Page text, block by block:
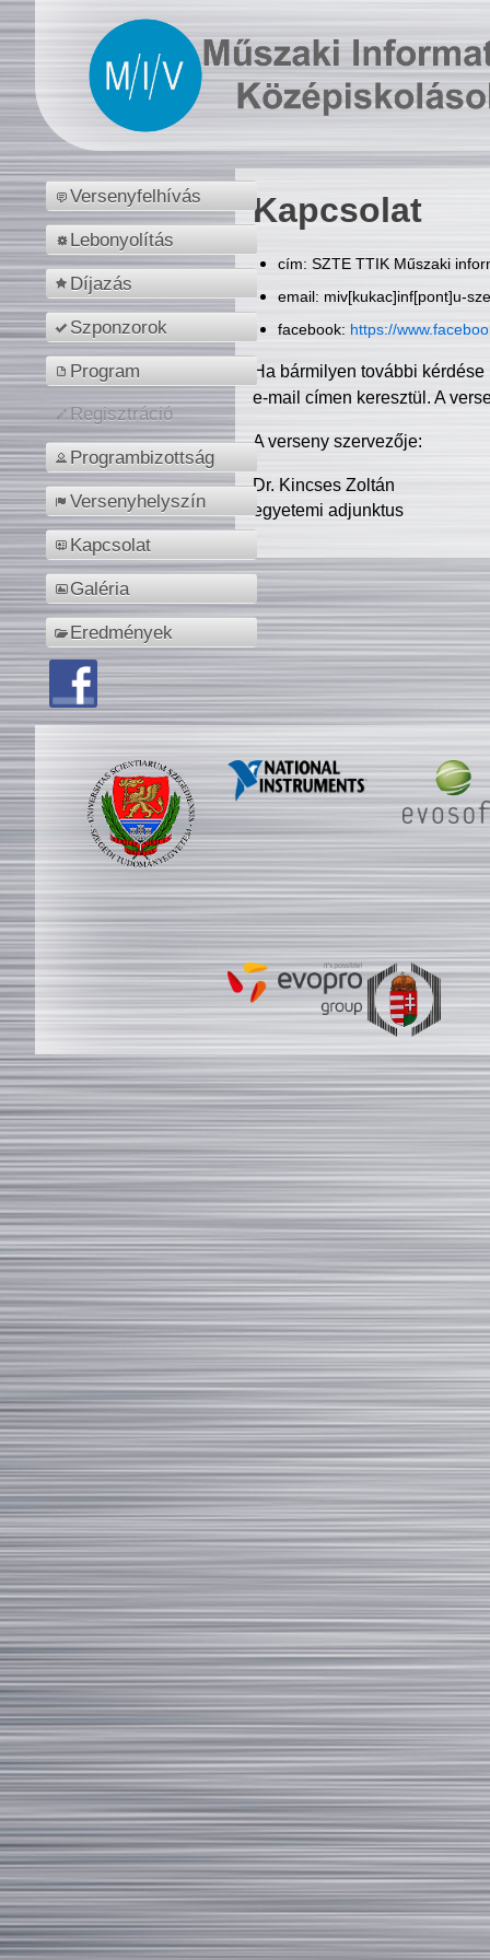
Versenyfelhívás
Lebonyolítás
Díjazás
Szponzorok
Program
Regisztráció
Programbizottság
Versenyhelyszín
Kapcsolat
Galéria
Eredmények
Kapcsolat
cím: SZTE TTIK Műszaki
email: miv[kukac]inf[pont]u-
facebook: https://
Ha bármilyen további
e-mail címen keresztül. A
A verseny szervezője:
Dr. Kincses Zoltán
egyetemi adjunktus